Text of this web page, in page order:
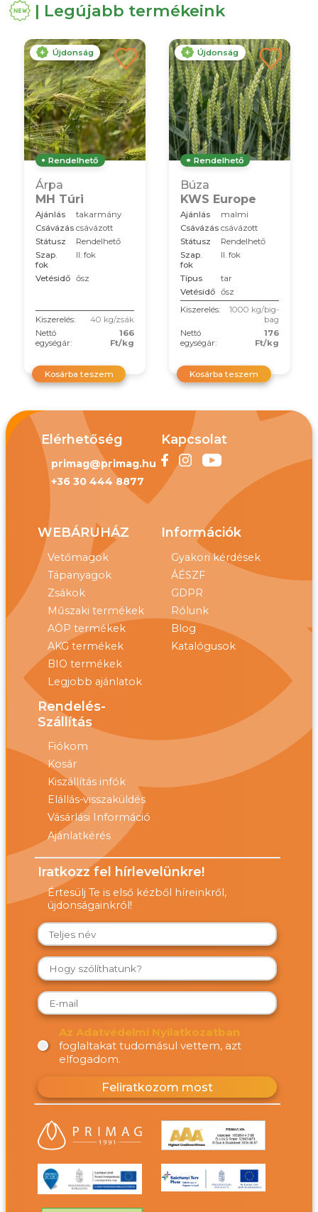
| Legújabb termékeink
Újdonság
Rendelhető
Árpa
MH Túri
Ajánlás
takarmány
Csávázás csávázott
Státusz
Rendelhető
Szap.
fok
II. fok
Vetésidő ősz
Kiszerelés:
40 kg/zsák
Nettó
egységár:
166
Ft/kg
Kosárba teszem
Újdonság
Rendelhető
Búza
KWS Europe
Ajánlás
malmi
Csávázás csávázott
Státusz
Rendelhető
Szap.
fok
II. fok
Típus
tar
Vetésidő
ősz
Kiszerelés:
1000 kg/big-
bag
Nettó
egységár:
176
Ft/kg
Kosárba teszem
Elérhetőség
primag@primag.hu
+36 30 444 8877
Kapcsolat
WEBÁRUHÁZ
Vetőmagok
Tápanyagok
Zsákok
Műszaki termékek
AÖP termékek
AKG termékek
BIO termékek
Legjobb ajánlatok
Információk
Gyakori kérdések
ÁÉSZF
GDPR
Rólunk
Blog
Katalógusok
Rendelés-
Szállítás
Fiókom
Kosár
Kiszállítás infók
Elállás-visszaküldés
Vásárlási Információ
Ajánlatkérés
Iratkozz fel hírlevelünkre!
Értesülj Te is első kézből híreinkről,
újdonságainkról!
Az Adatvédelmi Nyilatkozatban
foglaltakat tudomásul vettem, azt
elfogadom.
Feliratkozom most